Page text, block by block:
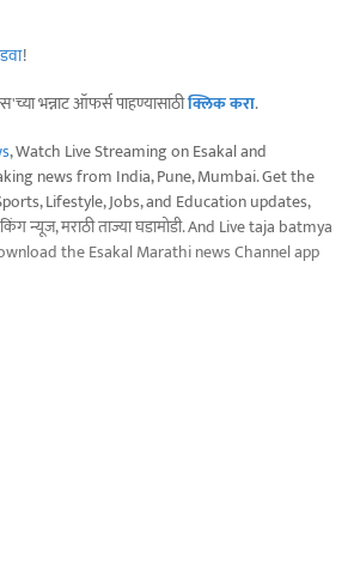
!
भन्नाट ऑफर्स पाहण्यासाठीक्लिक करा.
, Watch Live Streaming on Esakal and
news from India, Pune, Mumbai. Get the
Lifestyle, Jobs, and Education updates,
न्यूज, मराठी ताज्या घडामोडी. And Live taja batmya
the Esakal Marathi news Channel app